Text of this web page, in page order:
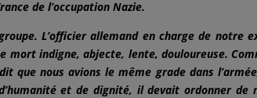
de l’occupation Nazie.
L’officier allemand en charge de notre
mort indigne, abjecte, lente, douloureuse.
que nous avions le même grade dans
et de dignité, il devait ordonner de